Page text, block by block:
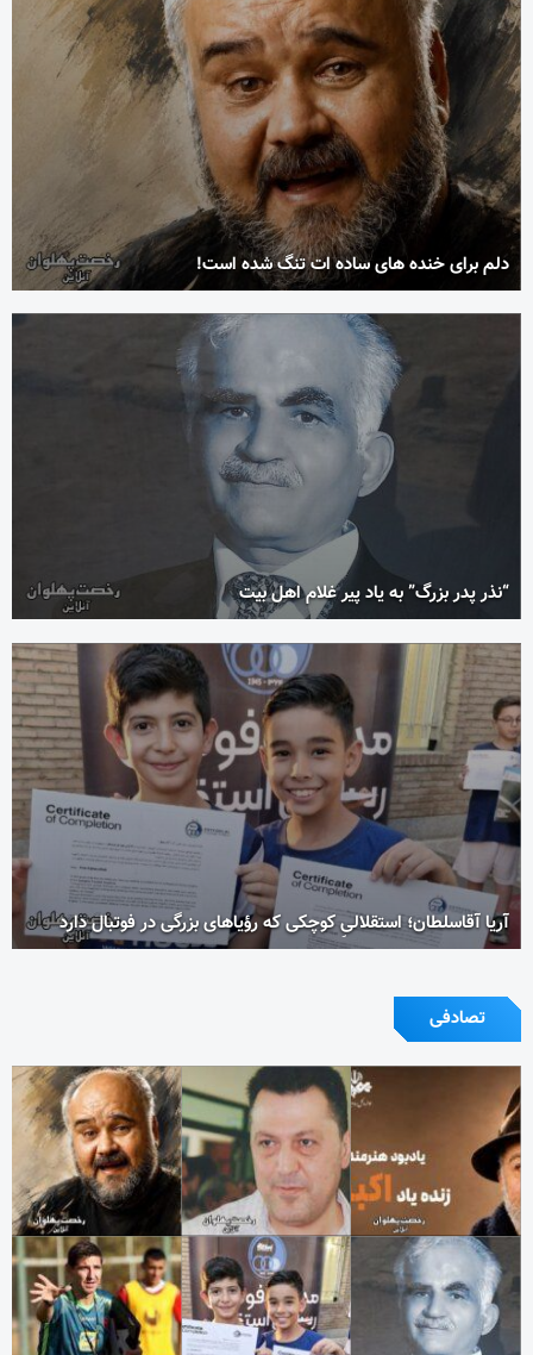
دلم برای خنده های ساده ات تنگ شده است!
“نذر پدر بزرگ” به یاد پیر غلام اهل بیت
آریا آقاسلطان؛ استقلالیِ کوچکی که رؤیاهای بزرگی در فوتبال دارد
تصادفی